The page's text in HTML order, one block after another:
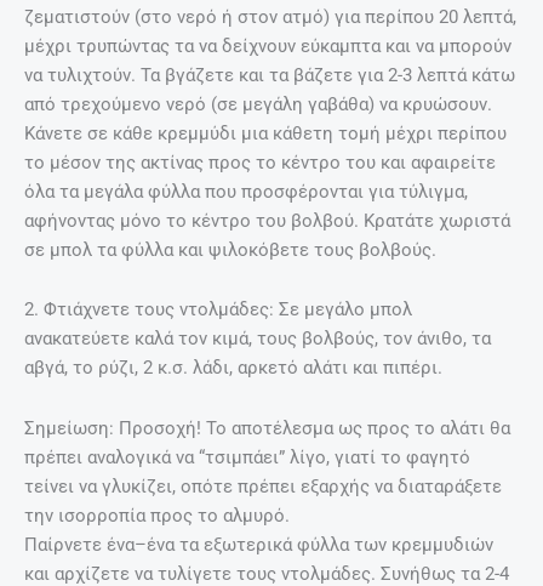
ζεματιστούν (στο νερό ή στον ατμό) για περίπου 20 λεπτά,
μέχρι τρυπώντας τα να δείχνουν εύκαμπτα και να μπορούν
να τυλιχτούν. Τα βγάζετε και τα βάζετε για 2-3 λεπτά κάτω
από τρεχούμενο νερό (σε μεγάλη γαβάθα) να κρυώσουν.
Κάνετε σε κάθε κρεμμύδι μια κάθετη τομή μέχρι περίπου
το μέσον της ακτίνας προς το κέντρο του και αφαιρείτε
όλα τα μεγάλα φύλλα που προσφέρονται για τύλιγμα,
αφήνοντας μόνο το κέντρο του βολβού. Κρατάτε χωριστά
σε μπολ τα φύλλα και ψιλοκόβετε τους βολβούς.
2. Φτιάχνετε τους ντολμάδες: Σε μεγάλο μπολ
ανακατεύετε καλά τον κιμά, τους βολβούς, τον άνιθο, τα
αβγά, το ρύζι, 2 κ.σ. λάδι, αρκετό αλάτι και πιπέρι.
Σημείωση: Προσοχή! Το αποτέλεσμα ως προς το αλάτι θα
πρέπει αναλογικά να “τσιμπάει” λίγο, γιατί το φαγητό
τείνει να γλυκίζει, οπότε πρέπει εξαρχής να διαταράξετε
την ισορροπία προς το αλμυρό.
Παίρνετε ένα–ένα τα εξωτερικά φύλλα των κρεμμυδιών
και αρχίζετε να τυλίγετε τους ντολμάδες. Συνήθως τα 2-4